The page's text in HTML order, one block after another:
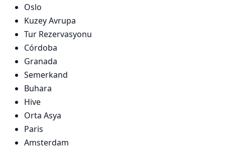
Oslo
Kuzey Avrupa
Tur Rezervasyonu
Córdoba
Granada
Semerkand
Buhara
Hive
Orta Asya
Paris
Amsterdam